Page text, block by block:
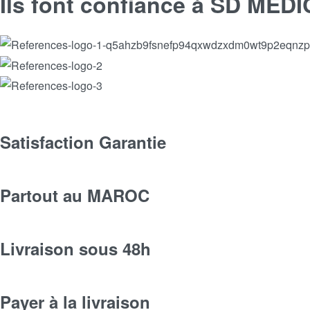
Satisfaction Garantie
Partout au MAROC
Livraison sous 48h
Payer à la livraison